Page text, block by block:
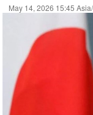
May 14, 2026 15:45